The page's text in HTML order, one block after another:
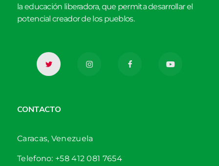
la educación liberadora, que permita desarrollar el
potencial creador de los pueblos.
CONTACTO
Caracas, Venezuela
Telefono: +58 412 081 7654